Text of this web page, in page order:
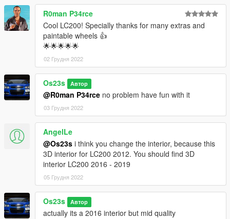
R0man P34rce
Cool LC200! Specially thanks for many extras and
paintable wheels 👍
🌟🌟🌟🌟🌟
02 Грудня 2022
Os23s Автор
@R0man P34rce no problem have fun with it
03 Грудня 2022
AngelLe
@Os23s i think you change the interior, because this
3D interior for LC200 2012. You should find 3D
interior LC200 2016 - 2019
05 Грудня 2022
Os23s Автор
actually its a 2016 interior but mid quality